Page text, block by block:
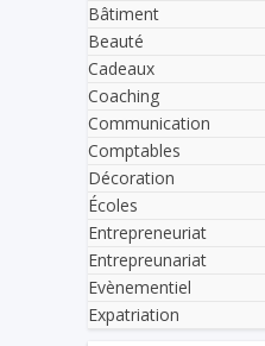
Bâtiment
Beauté
Cadeaux
Coaching
Communication
Comptables
Décoration
Écoles
Entrepreneuriat
Entrepreunariat
Evènementiel
Expatriation